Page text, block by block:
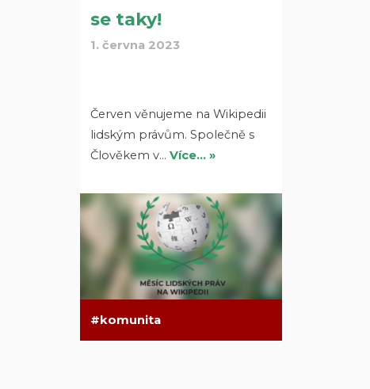
se taky!
1. června 2023
Červen věnujeme na Wikipedii
lidským právům. Společně s
Člověkem v…Více… »
komunita